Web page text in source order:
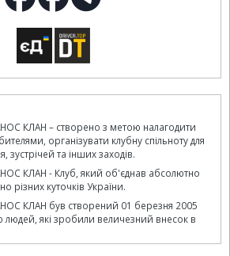
КЛАН – створено з метою налагодити
організувати клубну спільноту для
зустрічей та інших заходів.
КЛАН - Клуб, який об'єднав абсолютно
різних куточків України.
КЛАН був створений 01 березня 2005
які зробили величезний внесок в